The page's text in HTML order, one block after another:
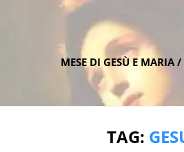
MESE DI GESÙ E MARIA
TAG: